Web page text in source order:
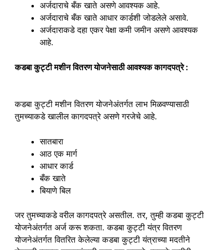
अर्जदाराचे बँक खाते असणे आवश्यक आहे.
अर्जदाराचे बँक खाते आधार कार्डशी जोडलेले असावे.
अर्जदाराकडे दहा एकर पेक्षा कमी जमीन असणे आवश्यक
आहे.
कडबा कुट्टी मशीन वितरण योजनेसाठी आवश्यक कागदपत्रे :
कडबा कुट्टी मशीन वितरण योजनेअंतर्गत लाभ मिळवण्यासाठी
तुमच्याकडे खालील कागदपत्रे असणे गरजेचे आहे.
सातबारा
आठ एक मार्ग
आधार कार्ड
बँक खाते
बियाणे बिल
जर तुमच्याकडे वरील कागदपत्रे असतील. तर, तुम्ही कडबा कुट्टी
योजनेअंतर्गत अर्ज करू शकता. कडबा कुट्टी यंत्र वितरण
योजनेअंतर्गत वितरित केलेल्या कडबा कुट्टी यंत्राच्या मदतीने